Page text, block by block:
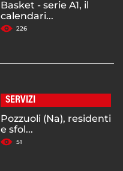
Basket - serie A1, il
calendari...
226
SERVIZI
Pozzuoli (Na), residenti
e sfol...
51